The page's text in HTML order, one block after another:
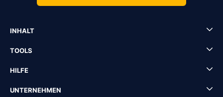
INHALT
TOOLS
HILFE
UNTERNEHMEN